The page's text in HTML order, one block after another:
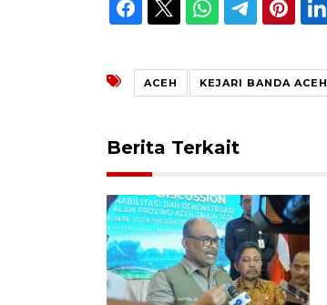
ACEH KEJARI BANDA ACEH
Berita Terkait